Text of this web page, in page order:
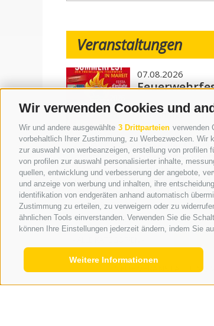
Wir verwenden Cookies und
Wir und andere ausgewählte 3 Drittparteien verwenden
vorbehaltlich Ihrer Zustimmung, zu Werbezwecken. Wir
zur auswahl von werbeanzeigen, erstellung von profilen
von profilen zur auswahl personalisierter inhalte,
quellen, entwicklung und verbesserung der angebote,
und anzeige von werbung und inhalten, ihre
identifikation von endgeräten anhand automatisch
Zustimmung zu erteilen, zu verweigern oder zu
ähnlichen Tools einverstanden. Verwenden Sie die
können Ihre Einstellungen jederzeit ändern, indem Sie
Weitere Informationen
Veranstaltungen
07.08.2026
Ratschings-
07.08.2026 | Konzert der MK
07.08.2026 | Fünf-Uhr-Tee mit
07.08.2026 | Sterzlmarkt
07.08.2026 | Kinderlauf
08.08.2026 | Feuerwehrfest
08.08.2026 | Flugfest
08.08.2026 | Maria Callas "Il
NEUE VERANSTALTUNG